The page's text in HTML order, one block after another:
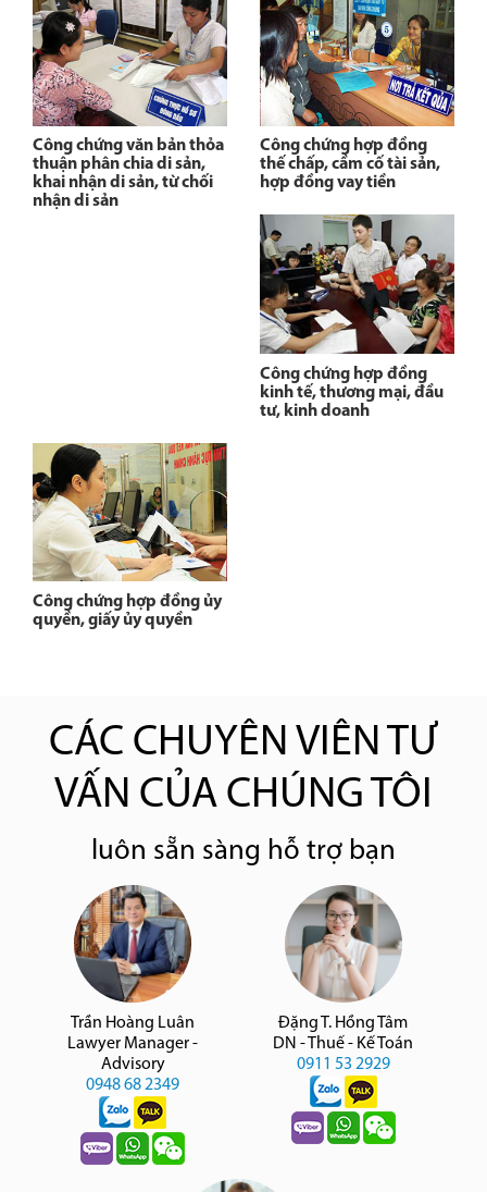
Công chứng văn bản thỏa
thuận phân chia di sản,
khai nhận di sản, từ chối
nhận di sản
Công chứng hợp đồng
thế chấp, cầm cố tài sản,
hợp đồng vay tiền
Công chứng hợp đồng
kinh tế, thương mại, đầu
tư, kinh doanh
Công chứng hợp đồng ủy
quyền, giấy ủy quyền
CÁC CHUYÊN VIÊN TƯ
VẤN CỦA CHÚNG TÔI
luôn sẵn sàng hỗ trợ bạn
Trần Hoàng Luân
Lawyer Manager -
Advisory
0948 68 2349
Đặng T. Hồng Tâm
DN - Thuế - Kế Toán
0911 53 2929